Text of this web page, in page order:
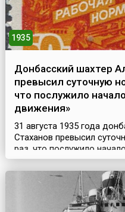
1935
Донбасский шахтер
превысил суточную
что послужило
движения»
31 августа 1935 года
Стаханов превысил
раз, что послужило
в СССР. Этот рекорд был
Стаханов работал
работу (крепление
Этот пример был нужен
развертывания